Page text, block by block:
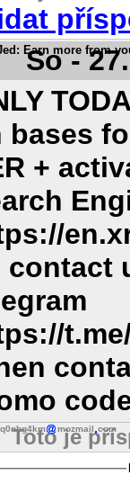
: Earn more from
So -
bases
+
contact
mozmail com
Toto je